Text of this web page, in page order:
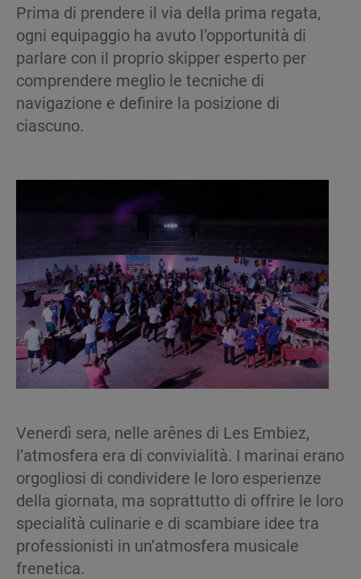
Prima di prendere il via della prima regata,
ogni equipaggio ha avuto l’opportunità di
parlare con il proprio skipper esperto per
comprendere meglio le tecniche di
navigazione e definire la posizione di
ciascuno.
Venerdì sera, nelle arênes di Les Embiez,
l’atmosfera era di convivialità. I marinai erano
orgogliosi di condividere le loro esperienze
della giornata, ma soprattutto di offrire le loro
specialità culinarie e di scambiare idee tra
professionisti in un’atmosfera musicale
frenetica.